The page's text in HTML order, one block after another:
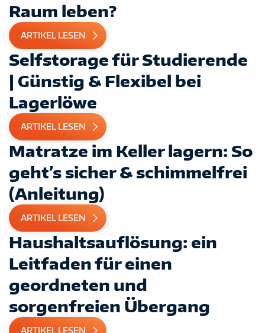
Raum leben?
ARTIKEL LESEN
Selfstorage für Studierende
| Günstig & Flexibel bei
Lagerlöwe
ARTIKEL LESEN
Matratze im Keller lagern: So
geht’s sicher & schimmelfrei
(Anleitung)
ARTIKEL LESEN
Haushaltsauflösung: ein
Leitfaden für einen
geordneten und
sorgenfreien Übergang
ARTIKEL LESEN
IMPRESSUM DATENSCHUTZ AGB